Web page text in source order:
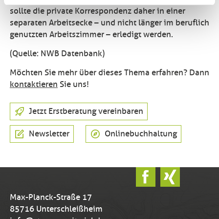
sollte die private Korrespondenz daher in einer
separaten Arbeitsecke – und nicht länger im beruflich
genutzten Arbeitszimmer – erledigt werden.
(Quelle: NWB Datenbank)
Möchten Sie mehr über dieses Thema erfahren? Dann
kontaktieren Sie uns!
Jetzt Erstberatung vereinbaren
Newsletter Onlinebuchhaltung
Max-Planck-Straße 17
85716 Unterschleißheim